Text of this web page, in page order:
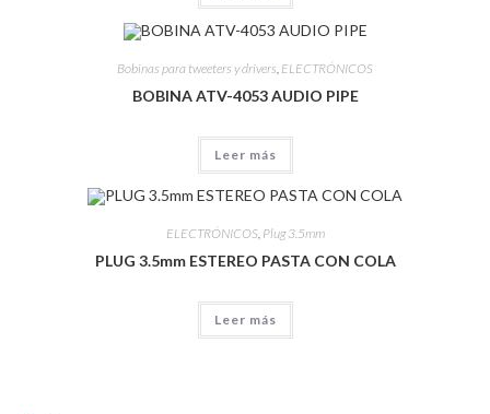
Bobinas para tweeters y drivers, ELECTRÓNICOS
BOBINA ATV-4053 AUDIO PIPE
Leer más
ELECTRÓNICOS, Plug 3.5mm
PLUG 3.5mm ESTEREO PASTA CON COLA
Leer más